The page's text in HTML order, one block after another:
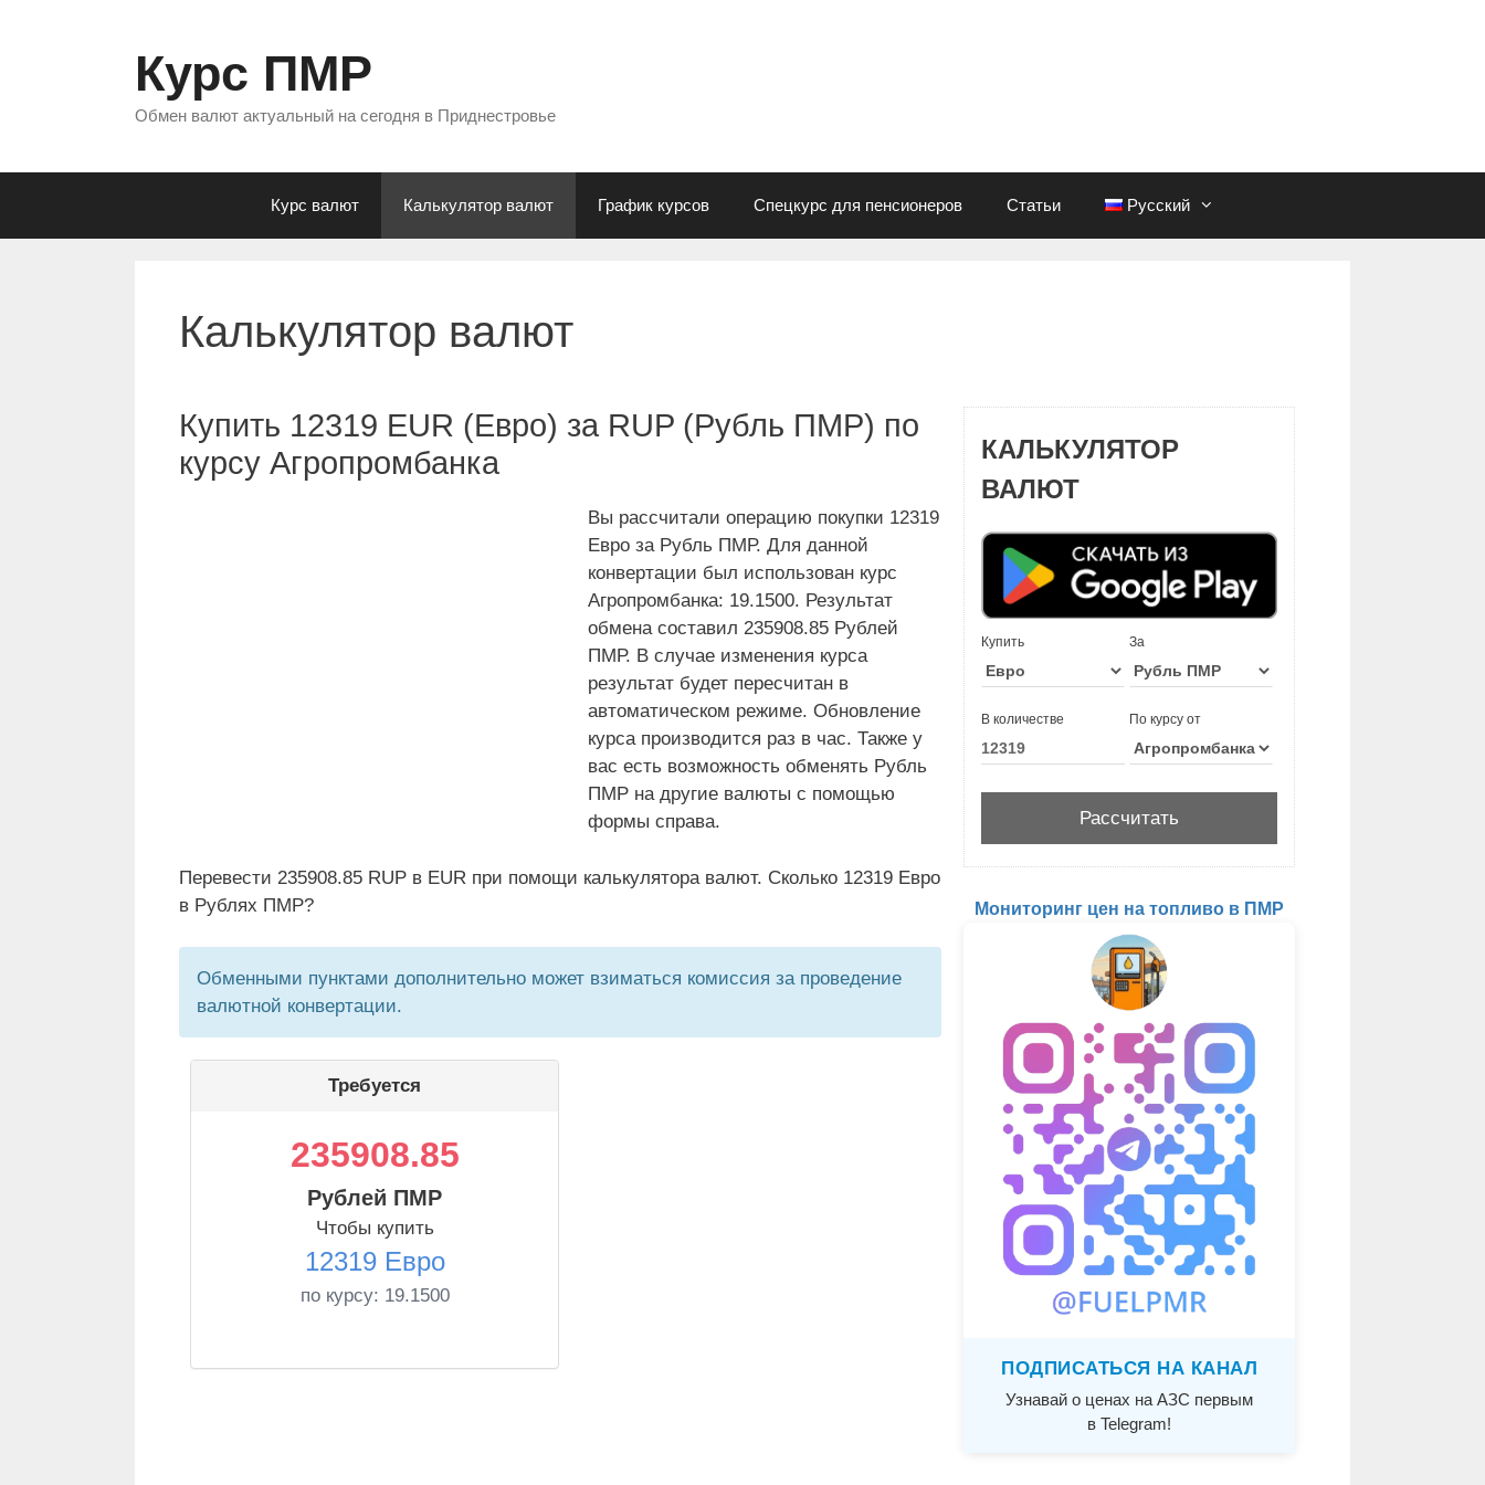
Курс ПМР
Обмен валют актуальный на сегодня в Приднестровье
Курс валют Калькулятор валют График курсов Спецкурс для пенсионеров Статьи Русский
Калькулятор валют
Купить 12319 EUR (Евро) за RUP (Рубль ПМР) по
курсу Агропромбанка
Вы рассчитали операцию покупки 12319
Евро за Рубль ПМР. Для данной
конвертации был использован курс
Агропромбанка: 19.1500. Результат
обмена составил 235908.85 Рублей
ПМР. В случае изменения курса
результат будет пересчитан в
автоматическом режиме. Обновление
курса производится раз в час. Также у
вас есть возможность обменять Рубль
ПМР на другие валюты с помощью
формы справа.
Перевести 235908.85 RUP в EUR при помощи калькулятора валют. Сколько 12319 Евро
в Рублях ПМР?
Обменными пунктами дополнительно может взиматься комиссия за проведение
валютной конвертации.
Требуется
235908.85
Рублей ПМР
Чтобы купить
12319 Евро
по курсу: 19.1500
КАЛЬКУЛЯТОР
ВАЛЮТ
Купить За
В количестве По курсу от
Мониторинг цен на топливо в ПМР
ПОДПИСАТЬСЯ НА КАНАЛ
Узнавай о ценах на АЗС первым
в Telegram!